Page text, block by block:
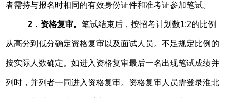
者需持与报名时相同的有效身份证件和准考证参加笔试。
2． 资格复审。笔试结束后，按招考计划数1:2的比例
从高分到低分确定资格复审以及面试人员。不足规定比例的
按实际人数确定。如进入资格复审最后一名出现笔试成绩并
列时，并列者一同进入资格复审。资格复审人员需登录淮北